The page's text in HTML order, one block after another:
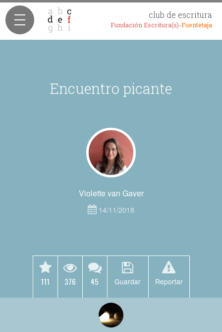
club de escritura
Fundación Escritura(s)-Fuentetaja
​Encuentro picante
Violette van Gaver
14/11/2018
111 376 45 Guardar Reportar